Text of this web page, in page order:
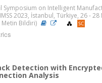
Symposium on Intelligent
2023, İstanbul, Türkiye, 26 - 28
Metin Bildiri)
Detection with
Analysis